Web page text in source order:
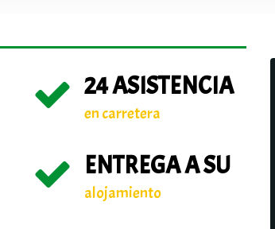
24 ASISTENCIA
en carretera
ENTREGA A SU
alojamiento